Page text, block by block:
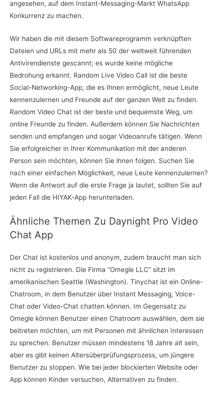
angesehen, auf dem Instant-Messaging-Markt WhatsApp
Konkurrenz zu machen.
Wir haben die mit diesem Softwareprogramm verknüpften
Dateien und URLs mit mehr als 50 der weltweit führenden
Antivirendienste gescannt; es wurde keine mögliche
Bedrohung erkannt. Random Live Video Call ist die beste
Social-Networking-App, die es Ihnen ermöglicht, neue Leute
kennenzulernen und Freunde auf der ganzen Welt zu finden.
Random Video Chat ist der beste und bequemste Weg, um
online Freunde zu finden. Außerdem können Sie Nachrichten
senden und empfangen und sogar Videoanrufe tätigen. Wenn
Sie erfolgreicher in Ihrer Kommunikation mit der anderen
Person sein möchten, können Sie ihnen folgen. Suchen Sie
nach einer einfachen Möglichkeit, neue Leute kennenzulernen?
Wenn die Antwort auf die erste Frage ja lautet, sollten Sie auf
jeden Fall die HIYAK-App herunterladen.
Ähnliche Themen Zu Daynight Pro Video
Chat App
Der Chat ist kostenlos und anonym, zudem braucht man sich
nicht zu registrieren. Die Firma “Omegle LLC” sitzt im
amerikanischen Seattle (Washington). Tinychat ist ein Online-
Chatroom, in dem Benutzer über Instant Messaging, Voice-
Chat oder Video-Chat chatten können. Im Gegensatz zu
Omegle können Benutzer einen Chatroom auswählen, dem sie
beitreten möchten, um mit Personen mit ähnlichen Interessen
zu sprechen. Benutzer müssen mindestens 18 Jahre alt sein,
aber es gibt keinen Altersüberprüfungsprozess, um jüngere
Benutzer zu stoppen. Wie bei jeder blockierten Website oder
App können Kinder versuchen, Alternativen zu finden.